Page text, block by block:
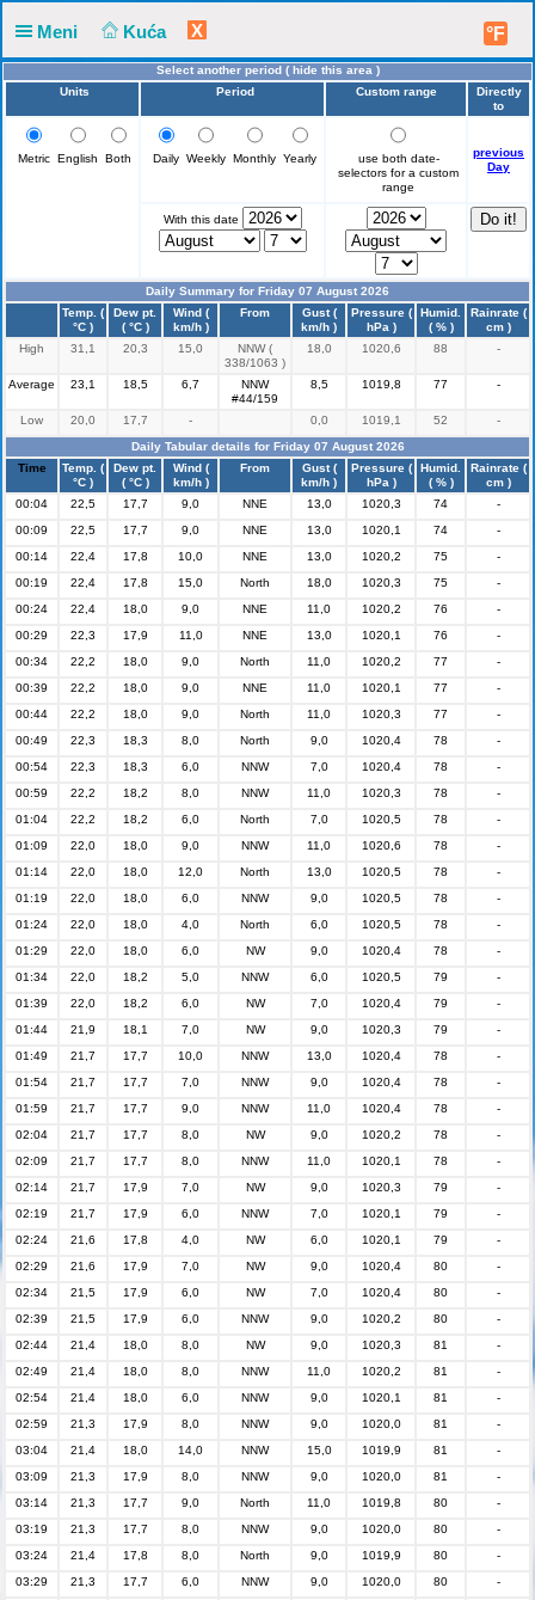
Meni Kuća X °F
Select another period ( hide this area )
Units
Period Custom range
Directly
to
Metric English Both Daily Weekly Monthly Yearly
use both date-
selectors for a custom
range
previous
Day
With this date
Daily Summary for Friday 07 August 2026
Temp. (
°C )
Dew pt.
( °C )
Wind (
km/h )
From
Gust (
km/h )
Pressure (
hPa )
Humid.
( % )
Rainrate (
cm )
High
31,1 20,3 15,0
NNW (
338/1063 )
18,0 1020,6 88 -
Average 23,1 18,5 6,7
NNW
#44/159
8,5 1019,8 77 -
Low 20,0 17,7 - 0,0 1019,1 52
-
Daily Tabular details for Friday 07 August 2026
Time
Temp. (
°C )
Dew pt.
( °C )
Wind (
km/h )
From
Gust (
km/h )
Pressure (
hPa )
Humid.
( % )
Rainrate (
cm )
00:04
22,5 17,7 9,0 NNE 13,0 1020,3 74
-
00:09
22,5 17,7 9,0 NNE 13,0 1020,1 74
-
00:14
22,4 17,8 10,0 NNE 13,0 1020,2 75
-
00:19
22,4 17,8 15,0 North 18,0 1020,3 75
-
00:24
22,4 18,0 9,0 NNE 11,0 1020,2 76
-
00:29
22,3 17,9 11,0 NNE 13,0 1020,1 76
-
00:34
22,2 18,0 9,0 North 11,0 1020,2 77
-
00:39
22,2 18,0 9,0 NNE 11,0 1020,1 77
-
00:44
22,2 18,0 9,0 North 11,0 1020,3 77
-
00:49
22,3 18,3 8,0 North 9,0 1020,4 78
-
00:54
22,3 18,3 6,0 NNW 7,0 1020,4 78
-
00:59
22,2 18,2 8,0 NNW 11,0 1020,3 78
-
01:04
22,2 18,2 6,0 North 7,0 1020,5 78
-
01:09
22,0 18,0 9,0 NNW 11,0 1020,6 78
-
01:14
22,0 18,0 12,0 North 13,0 1020,5 78
-
01:19
22,0 18,0 6,0 NNW 9,0 1020,5 78
-
01:24
22,0 18,0 4,0 North 6,0 1020,5 78
-
01:29
22,0 18,0 6,0 NW 9,0 1020,4 78
-
01:34
22,0 18,2 5,0 NNW 6,0 1020,5 79
-
01:39
22,0 18,2 6,0 NW 7,0 1020,4 79
-
01:44
21,9 18,1 7,0 NW 9,0 1020,3 79
-
01:49
21,7 17,7 10,0 NNW 13,0 1020,4 78
-
01:54
21,7 17,7 7,0 NNW 9,0 1020,4 78
-
01:59
21,7 17,7 9,0 NNW 11,0 1020,4 78
-
02:04
21,7 17,7 8,0 NW 9,0 1020,2 78
-
02:09
21,7 17,7 8,0 NNW 11,0 1020,1 78
-
02:14
21,7 17,9 7,0 NW 9,0 1020,3 79
-
02:19
21,7 17,9 6,0 NNW 7,0 1020,1 79
-
02:24
21,6 17,8 4,0 NW 6,0 1020,1 79
-
02:29
21,6 17,9 7,0 NW 9,0 1020,4 80
-
02:34
21,5 17,9 6,0 NW 7,0 1020,4 80
-
02:39
21,5 17,9 6,0 NNW 9,0 1020,2 80
-
02:44
21,4 18,0 8,0 NW 9,0 1020,3 81
-
02:49
21,4 18,0 8,0 NNW 11,0 1020,2 81
-
02:54
21,4 18,0 6,0 NNW 9,0 1020,1 81
-
02:59
21,3 17,9 8,0 NNW 9,0 1020,0 81
-
03:04
21,4 18,0 14,0 NNW 15,0 1019,9 81
-
03:09
21,3 17,9 8,0 NNW 9,0 1020,0 81
-
03:14
21,3 17,7 9,0 North 11,0 1019,8 80
-
03:19
21,3 17,7 8,0 NNW 9,0 1020,0 80
-
03:24
21,4 17,8 8,0 North 9,0 1019,9 80
-
03:29
21,3 17,7 6,0 NNW 9,0 1020,0 80
-